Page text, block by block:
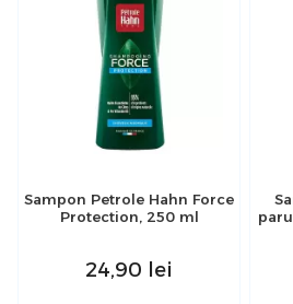
Sampon Petrole Hahn Force
Protection, 250 ml
24,90 lei